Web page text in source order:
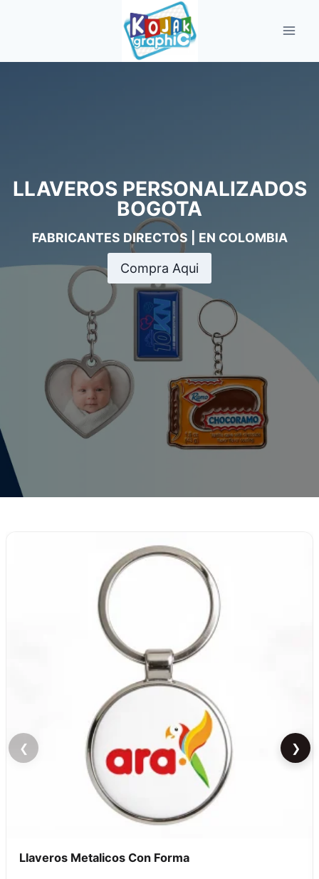
LLAVEROS PERSONALIZADOS
BOGOTA
FABRICANTES DIRECTOS | EN COLOMBIA
Compra Aqui
❮
Llaveros Metalicos Con Forma
❯